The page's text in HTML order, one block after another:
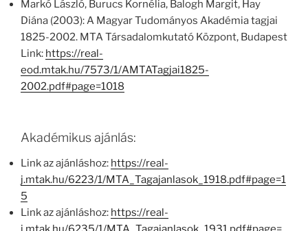
Markó László, Burucs Kornélia, Balogh Margit, Hay
Diána (2003): A Magyar Tudományos Akadémia tagjai
1825-2002. MTA Társadalomkutató Központ, Budapest
Link: https://real-
eod.mtak.hu/7573/1/AMTATagjai1825-
2002.pdf#page=1018
Akadémikus ajánlás:
Link az ajánláshoz: https://real-
j.mtak.hu/6223/1/MTA_Tagajanlasok_1918.pdf#page=1
5
Link az ajánláshoz: https://real-